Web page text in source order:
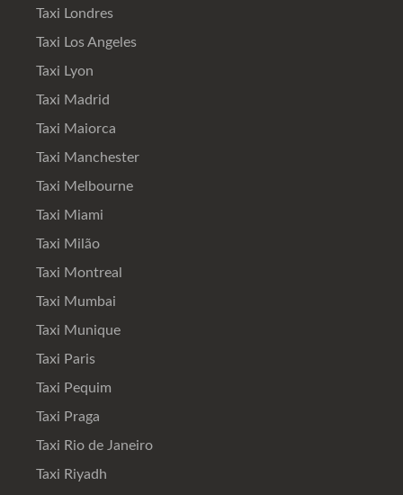
Taxi Londres
Taxi Los Angeles
Taxi Lyon
Taxi Madrid
Taxi Maiorca
Taxi Manchester
Taxi Melbourne
Taxi Miami
Taxi Milão
Taxi Montreal
Taxi Mumbai
Taxi Munique
Taxi Paris
Taxi Pequim
Taxi Praga
Taxi Rio de Janeiro
Taxi Riyadh